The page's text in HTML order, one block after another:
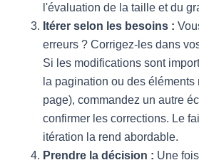
l'évaluation de la taille et du
Itérer selon les besoins :
erreurs ? Corrigez-les dans
Si les modifications sont
la pagination ou des
page), commandez un autre
confirmer les corrections. Le
itération la rend abordable.
Prendre la décision : Une